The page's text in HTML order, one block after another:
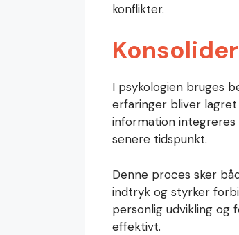
konflikter.
I psykologien bruges
erfaringer bliver
information integreres
senere tidspunkt.
Denne proces sker
indtryk og styrker
personlig udvikling og
effektivt.